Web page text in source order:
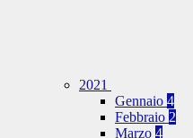
2021
Gennaio 4
Febbraio 2
Marzo 4